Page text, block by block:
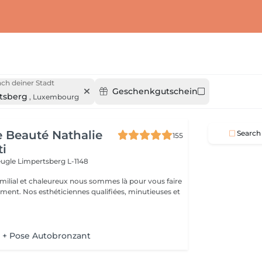
deiner Stadt
, Luxembourg
Geschenkgutschein
Beauté Nathalie
155
Limpertsberg L-1148
et chaleureux nous sommes là pour vous faire
Nos esthéticiennes qualifiées, minutieuses et
Pose Autobronzant